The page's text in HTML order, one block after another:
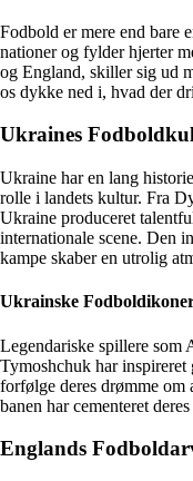
Fodbold er mere end bare
nationer og fylder hjerter
og England, skiller sig ud
os dykke ned i, hvad der
Ukraines
Ukraine har en lang
rolle i landets kultur. Fra
Ukraine produceret
internationale scene. Den
kampe skaber en utrolig
Ukrainske
Legendariske spillere
Tymoshchuk har inspireret
forfølge deres drømme om
banen har cementeret
Englands